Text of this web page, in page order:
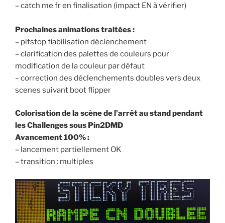
– catch me fr en finalisation (impact EN à vérifier)
Prochaines animations traitées :
– pitstop fiabilisation déclenchement
– clarification des palettes de couleurs pour
modification de la couleur par défaut
– correction des déclenchements doubles vers deux
scenes suivant boot flipper
Colorisation de la scène de l’arrêt au stand pendant
les Challenges sous Pin2DMD
Avancement 100% :
– lancement partiellement OK
– transition : multiples